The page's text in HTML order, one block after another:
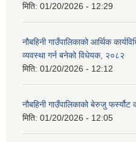
मिति: 01/20/2026 - 12:29
नौबहिनी गाउँपालिकाको आर्थिक
व्यवस्था गर्न बनेको विधेयक, २०८२
मिति: 01/20/2026 - 12:12
नौबहिनी गाउँपालिकाको बेरुजु फर्स्यौट
मिति: 01/20/2026 - 12:05